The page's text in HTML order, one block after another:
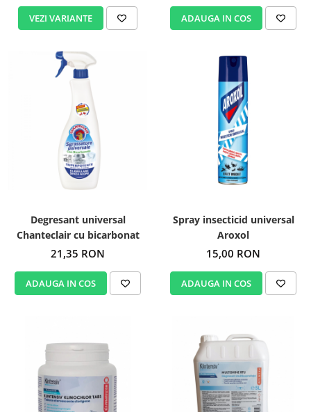
VEZI VARIANTE ADAUGA IN COS
Degresant universal
Chanteclair cu bicarbonat
21,35 RON
ADAUGA IN COS
Spray insecticid universal
Aroxol
15,00 RON
ADAUGA IN COS